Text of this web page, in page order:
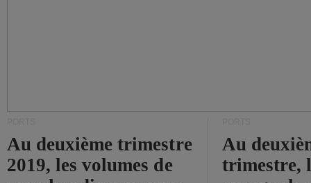
Au deuxième trimestre
2019, les volumes de
Au
trimestre,